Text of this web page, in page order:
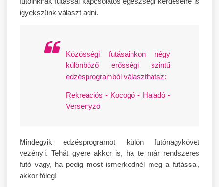
igyekszünk választ adni.
Közösségi futásainkon négy
különböző erősségi szintű
edzésprogramból választhatsz:
Rekreációs - Kocogó - Haladó -
Versenyző
Mindegyik edzésprogramot külön futónagykövet
vezényli. Tehát gyere akkor is, ha te már rendszeres
futó vagy, ha pedig most ismerkednél meg a futással,
akkor főleg!